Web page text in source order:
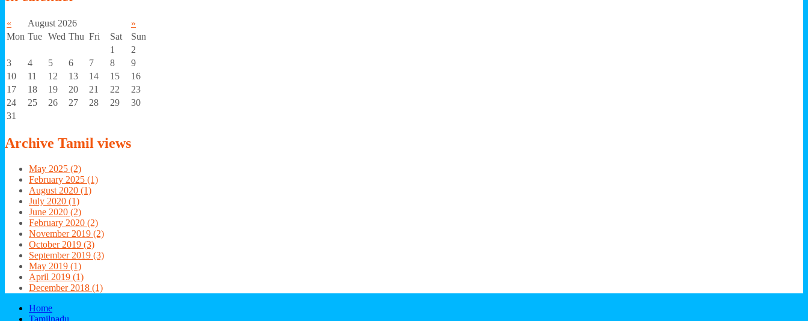
« August 2026
»
Mon Tue Wed Thu Fri Sat
Sun
1
2
3
4 5 6 7 8
9
10
11 12 13 14 15
16
17
18 19 20 21 22
23
24
25 26 27 28 29
30
31
Archive Tamil views
May 2025 (2)
February 2025 (1)
August 2020 (1)
July 2020 (1)
June 2020 (2)
February 2020 (2)
November 2019 (2)
October 2019 (3)
September 2019 (3)
May 2019 (1)
April 2019 (1)
December 2018 (1)
Home